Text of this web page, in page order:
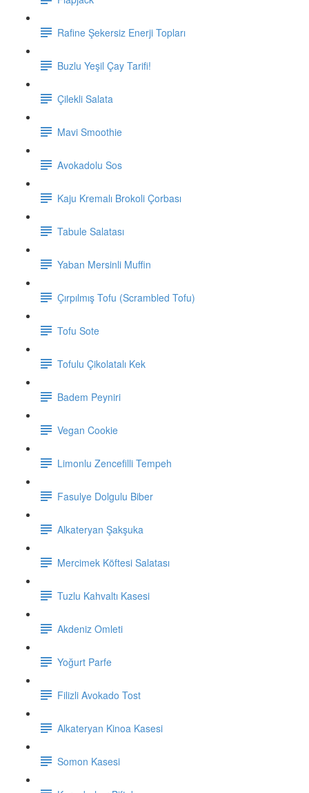
Rafine Şekersiz Enerji Topları
Buzlu Yeşil Çay Tarifi!
Çilekli Salata
Mavi Smoothie
Avokadolu Sos
Kaju Kremalı Brokoli Çorbası
Tabule Salatası
Yaban Mersinli Muffin
Çırpılmış Tofu (Scrambled Tofu)
Tofu Sote
Tofulu Çikolatalı Kek
Badem Peyniri
Vegan Cookie
Limonlu Zencefilli Tempeh
Fasulye Dolgulu Biber
Alkateryan Şakşuka
Mercimek Köftesi Salatası
Tuzlu Kahvaltı Kasesi
Akdeniz Omleti
Yoğurt Parfe
Filizli Avokado Tost
Alkateryan Kinoa Kasesi
Somon Kasesi